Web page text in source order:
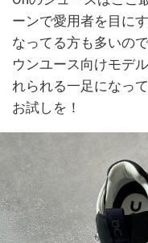
ーンで愛用者を目に
なってる方も多いの
ウンユース向けモデ
れられる一足になっ
お試しを！